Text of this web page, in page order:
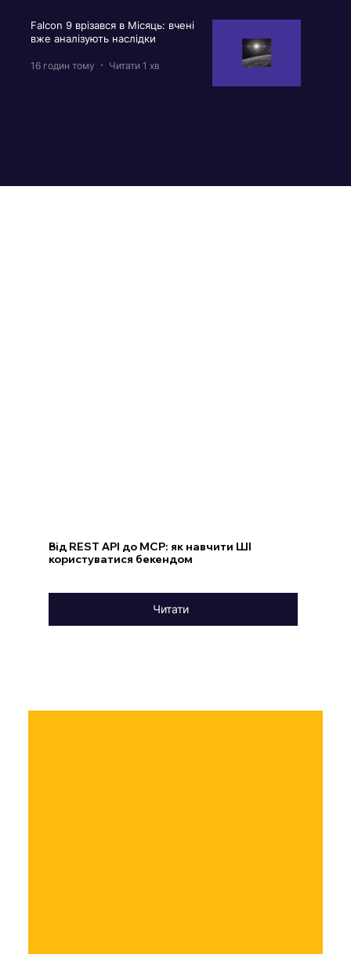
Від REST API до MCP: як навчити ШІ
користуватися бекендом
Читати
Falcon 9 врізався в Місяць: вчені
вже аналізують наслідки
16 годин тому Читати 1 хв